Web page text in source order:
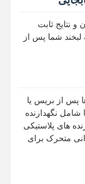
نتایج ثابت
شما پس از
پس از بریس یا
نگهدارنده
های پلاستیکی
متحرک برای